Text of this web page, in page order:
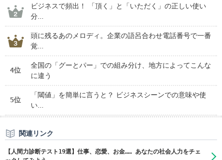
ビジネスで頻出！ 「頂く」と「いただく」の正しい使い
分...
頭に残るあのメロディ。企業の語呂合わせ電話番号で一番
覚...
4位
全国の「グーとパー」での組み分け、地方によってこんな
に違う
5位
「閾値」を簡単に言うと？ ビジネスシーンでの意味や使
い...
関連リンク
【人間力診断テスト19選】仕事、恋愛、お金…… あなたの社会人力をチェ